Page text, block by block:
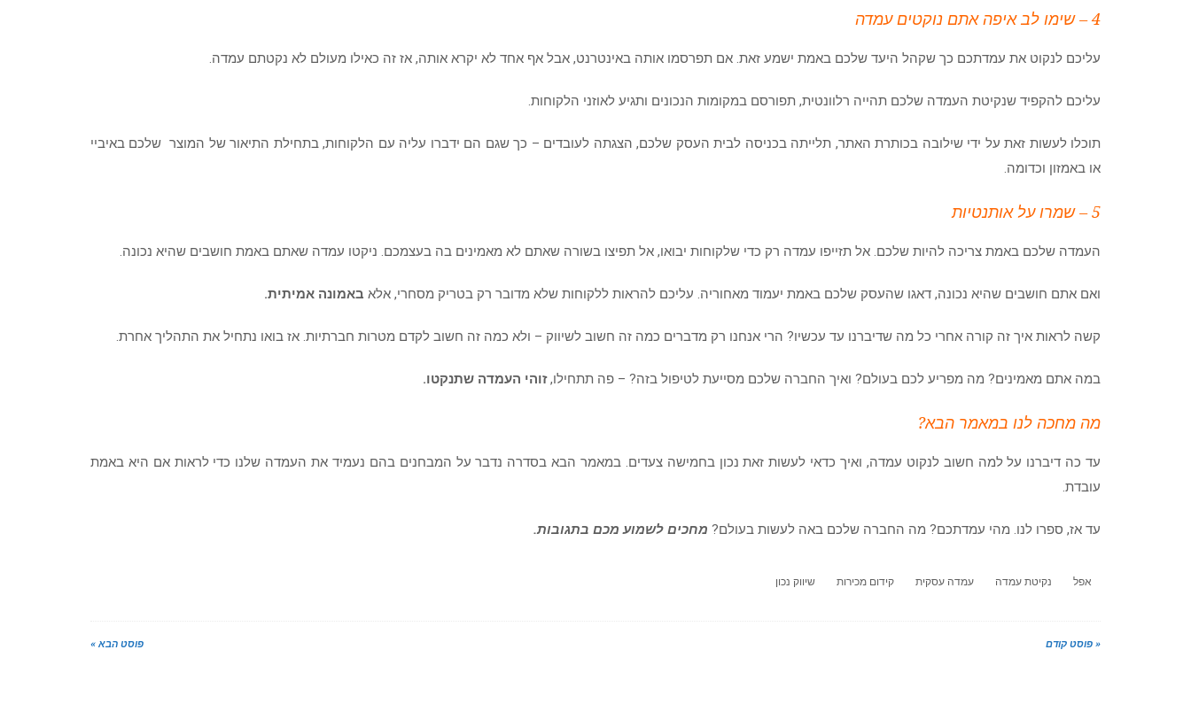
4 – שימו לב איפה אתם נוקטים עמדה
עליכם לנקוט את עמדתכם כך שקהל היעד שלכם באמת ישמע זאת. אם תפרסמו אותה באינטרנט, אבל אף אחד לא יקרא אותה, אז זה כאילו מעולם לא נקטתם עמדה.
עליכם להקפיד שנקיטת העמדה שלכם תהייה רלוונטית, תפורסם במקומות הנכונים ותגיע לאוזני הלקוחות.
תוכלו לעשות זאת על ידי שילובה בכותרת האתר, תלייתה בכניסה לבית העסק שלכם, הצגתה לעובדים – כך שגם הם ידברו עליה עם הלקוחות, בתחילת התיאור של המוצר שלכם באיביי
או באמזון וכדומה.
5 – שמרו על אותנטיות
העמדה שלכם באמת צריכה להיות שלכם. אל תזייפו עמדה רק כדי שלקוחות יבואו, אל תפיצו בשורה שאתם לא מאמינים בה בעצמכם. ניקטו עמדה שאתם באמת חושבים שהיא נכונה.
ואם אתם חושבים שהיא נכונה, דאגו שהעסק שלכם באמת יעמוד מאחוריה. עליכם להראות ללקוחות שלא מדובר רק בטריק מסחרי, אלא באמונה אמיתית.
קשה לראות איך זה קורה אחרי כל מה שדיברנו עד עכשיו? הרי אנחנו רק מדברים כמה זה חשוב לשיווק – ולא כמה זה חשוב לקדם מטרות חברתיות. אז בואו נתחיל את התהליך אחרת.
במה אתם מאמינים? מה מפריע לכם בעולם? ואיך החברה שלכם מסייעת לטיפול בזה? – פה תתחילו,זוהי העמדה שתנקטו.
מה מחכה לנו במאמר הבא?
עד כה דיברנו על למה חשוב לנקוט עמדה, ואיך כדאי לעשות זאת נכון בחמישה צעדים. במאמר הבא בסדרה נדבר על המבחנים בהם נעמיד את העמדה שלנו כדי לראות אם היא באמת
עובדת.
עד אז, ספרו לנו. מהי עמדתכם? מה החברה שלכם באה לעשות בעולם? מחכים לשמוע מכם בתגובות.
אפל נקיטת עמדה עמדה עסקית קידום מכירות שיווק נכון
« פוסט קודם פוסט הבא »